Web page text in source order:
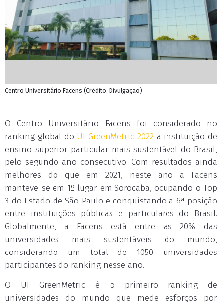
Centro Universitário Facens (Crédito: Divulgação)
O Centro Universitário Facens foi considerado no
ranking global do UI GreenMetric 2022a instituição de
ensino superior particular mais sustentável do Brasil,
pelo segundo ano consecutivo. Com resultados ainda
melhores do que em 2021, neste ano a Facens
manteve-se em 1º lugar em Sorocaba, ocupando o Top
3 do Estado de São Paulo e conquistando a 6ª posição
entre instituições públicas e particulares do Brasil.
Globalmente, a Facens está entre as 20% das
universidades mais sustentáveis do mundo,
considerando um total de 1050 universidades
participantes do ranking nesse ano.
O UI GreenMetric é o primeiro ranking de
universidades do mundo que mede esforços por